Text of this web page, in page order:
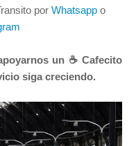
por Whatsapp o
un ☕ Cafecito
siga creciendo.